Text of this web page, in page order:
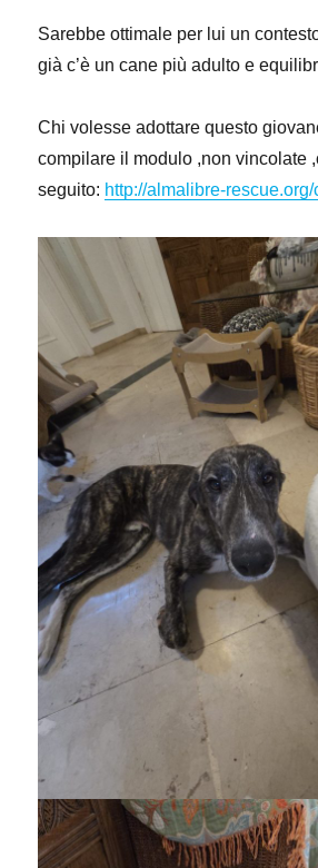
Sarebbe ottimale per lui un
già c’è un cane più adulto e
Chi volesse adottare questo
compilare il modulo ,non vincolate
seguito: http://almalibre-